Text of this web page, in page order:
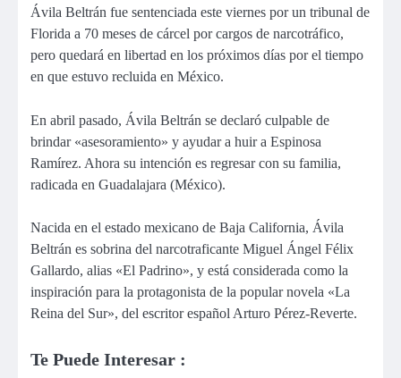
Ávila Beltrán fue sentenciada este viernes por un tribunal de
Florida a 70 meses de cárcel por cargos de narcotráfico,
pero quedará en libertad en los próximos días por el tiempo
en que estuvo recluida en México.
En abril pasado, Ávila Beltrán se declaró culpable de
brindar «asesoramiento» y ayudar a huir a Espinosa
Ramírez. Ahora su intención es regresar con su familia,
radicada en Guadalajara (México).
Nacida en el estado mexicano de Baja California, Ávila
Beltrán es sobrina del narcotraficante Miguel Ángel Félix
Gallardo, alias «El Padrino», y está considerada como la
inspiración para la protagonista de la popular novela «La
Reina del Sur», del escritor español Arturo Pérez-Reverte.
Te Puede Interesar :